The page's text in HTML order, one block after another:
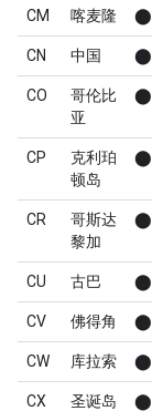
CM 喀麦隆 ⬤
CN 中国 ⬤
CO
哥伦比
亚
⬤
CP
克利珀
顿岛
⬤
CR
哥斯达
黎加
⬤
CU 古巴 ⬤
CV 佛得角 ⬤
CW 库拉索 ⬤
CX 圣诞岛 ⬤